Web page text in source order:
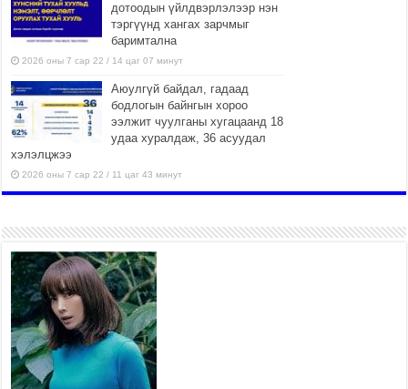
дотоодын үйлдвэрлэлээр нэн
тэргүүнд хангах зарчмыг
баримтална
2026 оны 7 сар 22 / 14 цаг 07 минут
Аюулгүй байдал, гадаад
бодлогын байнгын хороо
ээлжит чуулганы хугацаанд 18
удаа хуралдаж, 36 асуудал
хэлэлцжээ
2026 оны 7 сар 22 / 11 цаг 43 минут
боломжтой-Хүүхэд хөгжүүлэх
төв” байгуулах төсөлд төр,
хувийн хэвшлийн түншлэлийн хүрээнд хамтран
ажиллахыг урьж байна
2026 оны 7 сар 22 / 9 цаг 28 минут
Б.Пүрэвдагва: “Урт цагаан”-ыг
залуучууд чөлөөт цагаа
өнгөрүүлдэг, жуулчид зорьж
ирдэг цэг болгоно